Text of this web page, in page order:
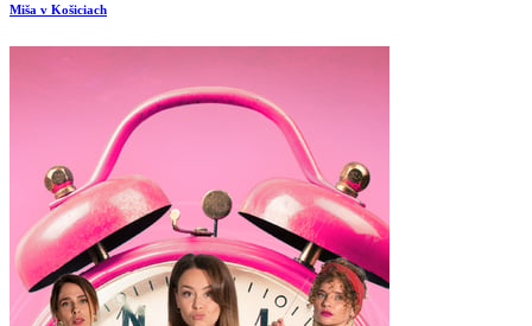
Miša v Košiciach